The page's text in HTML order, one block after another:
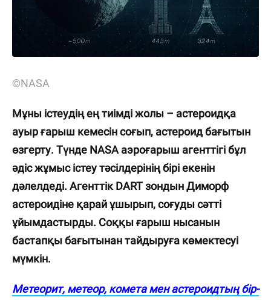
©NASA
Мұны істеудің ең тиімді жолы – астероидқа
ауыр ғарыш кемесін соғып, астероид бағытын
өзгерту. Түнде NASA аэроғарыш агенттігі бұл
әдіс жұмыс істеу тәсілдерінің бірі екенін
дәлелдеді. Агенттік DART зондын Диморф
астероидіне қарай ұшырып, соғуды сәтті
ұйымдастырды. Соққы ғарыш нысанын
бастапқы бағытынан тайдыруға көмектесуі
мүмкін.
Метеорит, метеор, комета мен астероидтың бір-